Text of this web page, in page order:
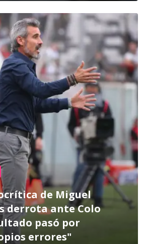
de Miguel
derrota ante Colo
pasó por
errores"